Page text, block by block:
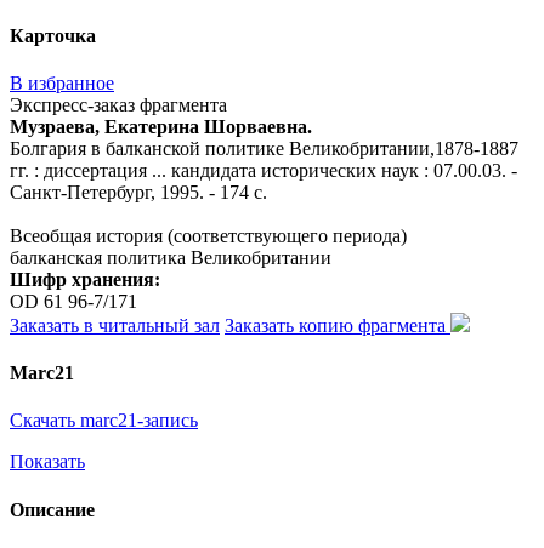
Карточка
В избранное
Экспресс-заказ фрагмента
Музраева, Екатерина Шорваевна.
Болгария в балканской политике Великобритании,1878-1887
гг. : диссертация ... кандидата исторических наук : 07.00.03. -
Санкт-Петербург, 1995. - 174 с.
Всеобщая история (соответствующего периода)
балканская политика Великобритании
Шифр хранения:
OD 61 96-7/171
Заказать в читальный зал Заказать копию фрагмента
Marc21
Скачать marc21-запись
Показать
Описание